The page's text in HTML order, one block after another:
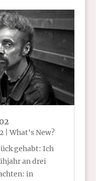
|What's New?
gehabt: Ich
an drei
in